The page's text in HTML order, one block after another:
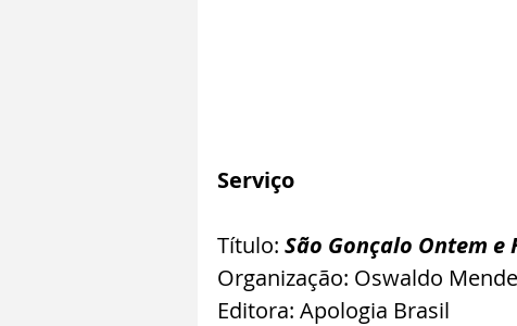
Serviço
Título: São Gonçalo Ontem e
Organização: Oswaldo
Editora: Apologia Brasil